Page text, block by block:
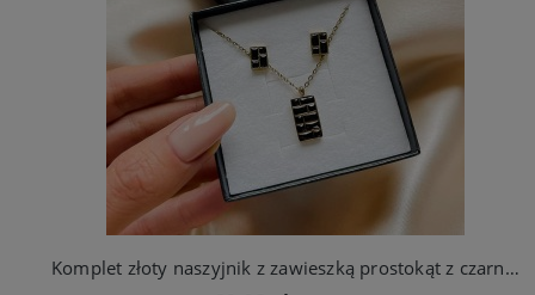
Komplet złoty naszyjnik z zawieszką prostokąt z czarnymi cyrkoniami + kolczyki